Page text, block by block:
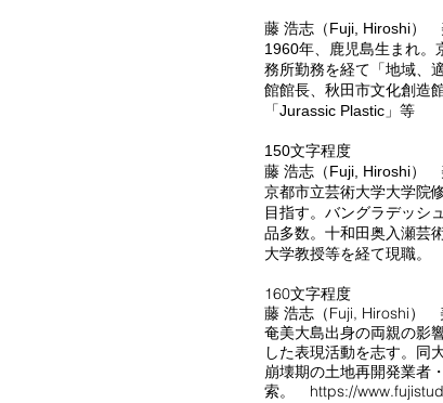
藤 浩志（Fuji, Hiroshi）
1960年、鹿児島生まれ。
務所勤務を経て「地域、
館館長、秋田市文化創造
「Jurassic Plastic」等
150文字程度
藤 浩志（Fuji, Hiroshi）
京都市立芸術大学大学院
目指す。バングラデッシ
品多数。十和田奥入瀬芸
大学教授等を経て現職。
160文字程度
藤 浩志（Fuji, Hiroshi）
奄美大島出身の両親の影
した表現活動を志す。同
崩壊期の土地再開発業者
索。 https://